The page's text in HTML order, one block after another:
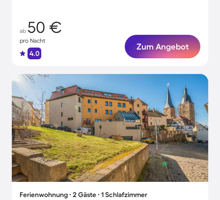
ab 50 €
pro Nacht
4.0
Zum Angebot
Ferienwohnung ∙ 2 Gäste ∙ 1 Schlafzimmer